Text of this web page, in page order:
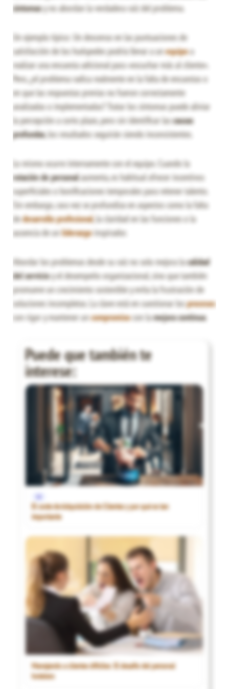
síntomasy no abordan la verdadera raíz del problema.
Un ejemplo típico: Un descenso en las puntuaciones de
satisfacción de los huéspedes podría llevar a unequipoa
realizar una encuesta adicional para «escuchar más al cliente».
Pero, ¿el problema radica realmente en la falta de encuestas o
en que las respuestas previas no fueron correctamente
analizadas o implementadas? Tratar los síntomas puede aliviar
la percepción a corto plazo, pero sin identificar lascausas
profundas, los resultados seguirán siendo inconsistentes.
Lo mismo ocurre internamente con el equipo. Cuando la
rotación de personalaumenta, es habitual ofrecer incentivos
superficiales o bonificaciones temporales para retener talento.
Sin embargo, rara vez se profundiza en aspectos como la falta
dedesarrollo profesional, la claridad en las funciones o la
ausencia de unliderazgoinspirador.
Abordar los problemas desde su raíz no solo mejora lacalidad
del servicioy el desempeño organizacional, sino que también
promueve un crecimiento sostenible y evita la frustración de
soluciones incompletas. La clave está en cuestionar losprocesos
con rigor y mantener uncompromisocon lamejora continua.
Puede que también te
interese:
El coste de Adquisición de Clientes y por qué es tan
importante
Manejando a clientes difíciles: El desafío del personal
hotelero